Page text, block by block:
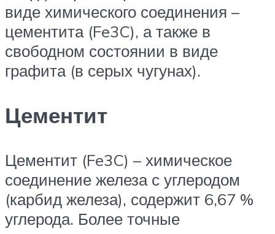
виде химического соединения –
цементита (Fe3C), а также в
свободном состоянии в виде
графита (в серых чугунах).
Цементит
Цементит (Fe3C) – химическое
соединение железа с углеродом
(карбид железа), содержит 6,67 %
углерода. Более точные